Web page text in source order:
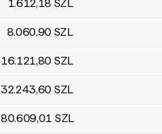
1.612,18 SZL
8.060,90 SZL
16.121,80 SZL
32.243,60 SZL
80.609,01 SZL